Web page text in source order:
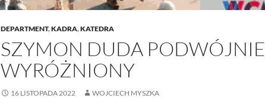
DEPARTMENT,KADRA,KATEDRA
SZYMON DUDA PODWÓJNIE
WYRÓŻNIONY
16 LISTOPADA 2022 WOJCIECH MYSZKA